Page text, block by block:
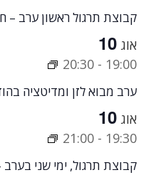
קבוצת תרגול ראשון ערב –
אוג 10
19:00
-
20:30
ערב מבוא לזן ומדיטציה
אוג 10
19:30
-
21:00
קבוצת תרגול, ימי שני בערב